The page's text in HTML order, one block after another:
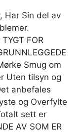
Har Sin del av
TYGT FOR
Smug om
Uten tilsyn og
anbefales
og Overfylte
sett er
AV SOM ER